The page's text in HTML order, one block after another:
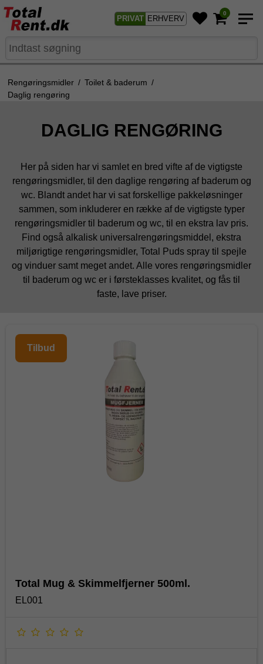
PRIVAT ERHVERV
0
Rengøringsmidler / Toilet & baderum /
Daglig rengøring
DAGLIG RENGØRING
Her på siden har vi samlet en bred vifte af de vigtigste
rengøringsmidler, til den daglige rengøring af baderum og
wc. Blandt andet har vi sat forskellige pakkeløsninger
sammen, som inkluderer en række af de vigtigste typer
rengøringsmidler til baderum og wc, til en ekstra lav pris.
Find også alkalisk universalrengøringsmiddel, ekstra
miljørigtige rengøringsmidler, Total Puds spray til spejle
og vinduer samt meget andet. Alle vores rengøringsmidler
til baderum og wc er i førsteklasses kvalitet, og fås til
faste, lave priser.
Tilbud
Total Mug & Skimmelfjerner 500ml.
EL001